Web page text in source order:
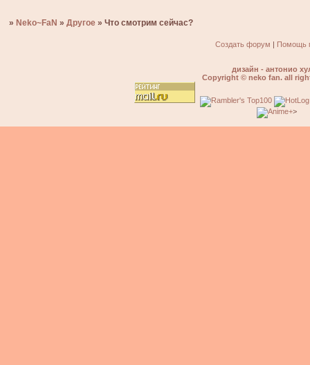
»Neko~FaN »Другое »Что смотрим сейчас?
Создать форум Помощь
дизайн - антонио
Copyright © neko fan. all
>